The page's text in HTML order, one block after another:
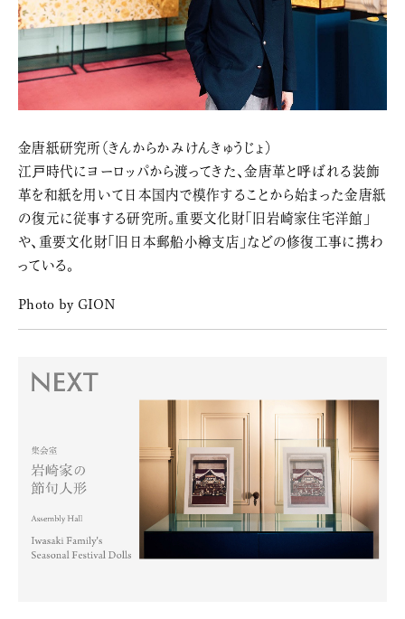
金唐紙研究所（きんからかみけんきゅうじょ）
江戸時代にヨーロッパから渡ってきた、金唐革と呼ばれる装飾
革を和紙を用いて日本国内で模作することから始まった金唐紙
の復元に従事する研究所。重要文化財「旧岩崎家住宅洋館」
や、重要文化財「旧日本郵船小樽支店」などの修復工事に携わ
っている。
Photo by GION